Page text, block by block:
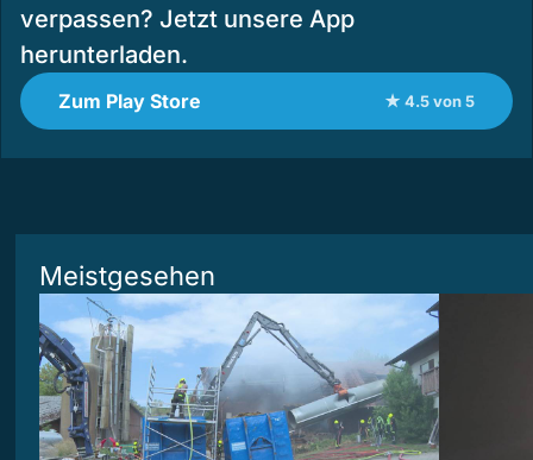
verpassen? Jetzt unsere App
herunterladen.
Zum Play Store ★ 4.5 von 5
Meistgesehen